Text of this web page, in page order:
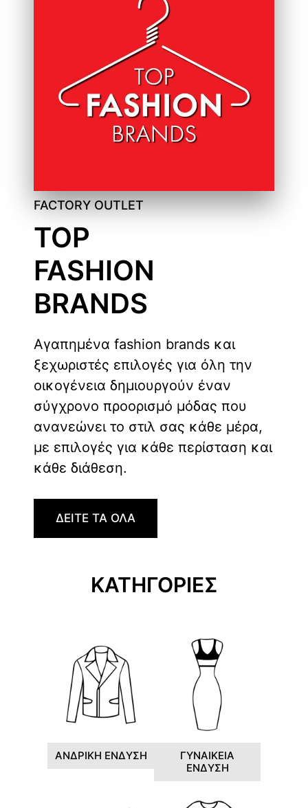
FACTORY OUTLET
TOP
FASHION
BRANDS
Αγαπημένα fashion brands και
ξεχωριστές επιλογές για όλη την
οικογένεια δημιουργούν έναν
σύγχρονο προορισμό μόδας που
ανανεώνει το στιλ σας κάθε μέρα,
με επιλογές για κάθε περίσταση και
κάθε διάθεση.
ΔΕΙΤΕ ΤΑ ΟΛΑ
ΚΑΤΗΓΟΡΙΕΣ
ΑΝΔΡΙΚΗ ΕΝΔΥΣΗ
ΓΥΝΑΙΚΕΙΑ
ΕΝΔΥΣΗ